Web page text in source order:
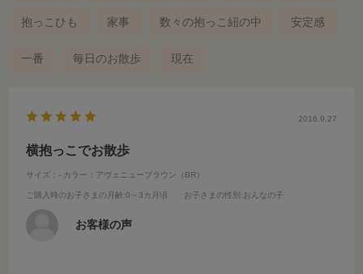
抱っこひも 家事 数々の抱っこ紐の中 安定感
一番 毎日のお散歩 現在
2016.9.27
横抱っこでお散歩
サイズ：- カラー：アヴェニューブラウン（BR）
ご購入時のお子さまの月齢:0～3カ月頃 お子さまの性別 :おんなの子
お客様の声